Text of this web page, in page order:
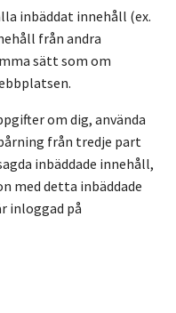
inbäddat innehåll (ex.
från andra
sätt som om
om dig, använda
från tredje part
inbäddade innehåll,
med detta inbäddade
inloggad på